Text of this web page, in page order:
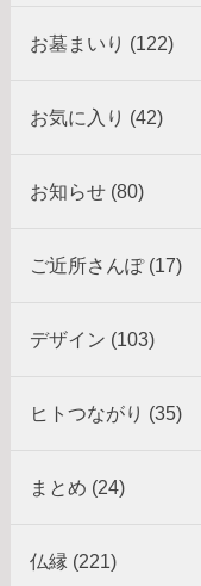
お墓まいり (122)
お気に入り (42)
お知らせ (80)
ご近所さんぽ (17)
デザイン (103)
ヒトつながり (35)
まとめ (24)
仏縁 (221)